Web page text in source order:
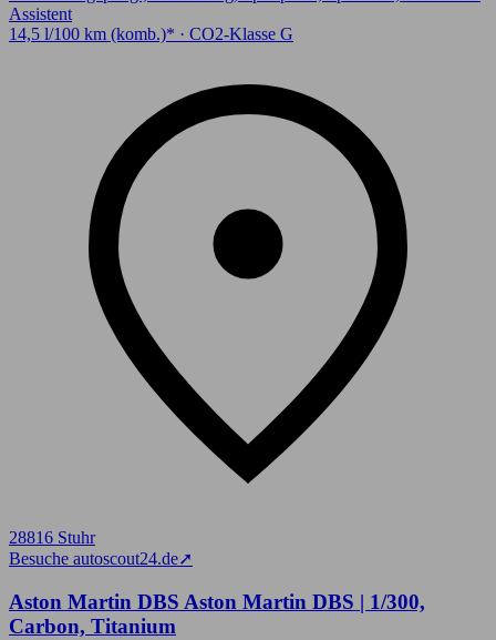
Assistent
14,5 l/100 km (komb.)* · CO2-Klasse G
28816 Stuhr
Besuche autoscout24.de➚
Aston Martin DBS Aston Martin DBS | 1/300,
Carbon, Titanium